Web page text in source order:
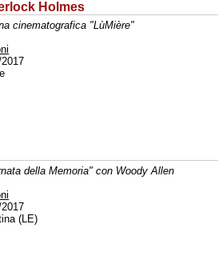
Holmes
cinematografica "LùMière"
della Memoria" con Woody Allen
(LE)